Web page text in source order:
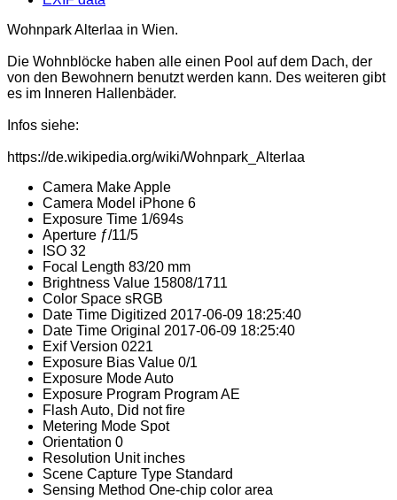
Wohnpark Alterlaa in Wien.
Die Wohnblöcke haben alle einen Pool auf dem Dach, der
von den Bewohnern benutzt werden kann. Des weiteren gibt
es im Inneren Hallenbäder.
Infos siehe:
https://de.wikipedia.org/wiki/Wohnpark_Alterlaa
Camera MakeApple
Camera Model iPhone 6
Exposure Time 1/694s
Aperture ƒ/11/5
ISO 32
Focal Length 83/20 mm
Brightness Value 15808/1711
Color Space sRGB
Date Time Digitized 2017-06-09 18:25:40
Date Time Original 2017-06-09 18:25:40
Exif Version 0221
Exposure Bias Value 0/1
Exposure ModeAuto
Exposure Program Program AE
Flash Auto, Did not fire
Metering Mode Spot
Orientation 0
Resolution Unit inches
Scene Capture Type Standard
Sensing Method One-chip color area